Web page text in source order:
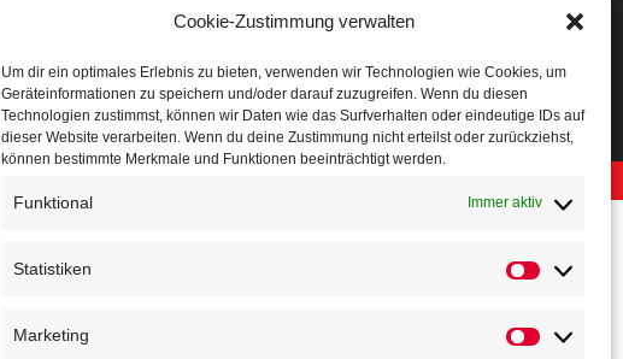
Cookie-Zustimmung verwalten
Um dir ein optimales Erlebnis zu bieten, verwenden wir Technologien wie Cookies, um
Geräteinformationen zu speichern und/oder darauf zuzugreifen. Wenn du diesen
Technologien zustimmst, können wir Daten wie das Surfverhalten oder eindeutige IDs auf
dieser Website verarbeiten. Wenn du deine Zustimmung nicht erteilst oder zurückziehst,
können bestimmte Merkmale und Funktionen beeinträchtigt werden.
Funktional Immer aktiv
Statistiken
Statistiken
Marketing
Marketing
Nikolaus-Crosslauf
Capoeira Camp